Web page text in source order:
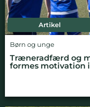
Artikel
Børn og unge
Træneradfærd og
formes motivation